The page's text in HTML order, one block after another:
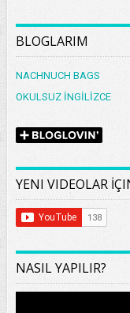
BLOGLARIM
NACHNUCH BAGS
OKULSUZ İNGİLİZCE
YENI VIDEOLAR
NASIL YAPILIR?